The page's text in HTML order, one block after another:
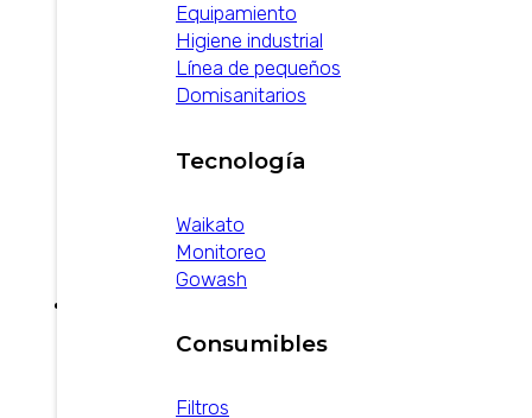
Equipamiento
Higiene industrial
Línea de pequeños
Domisanitarios
Tecnología
Waikato
Monitoreo
Gowash
Consumibles
Filtros